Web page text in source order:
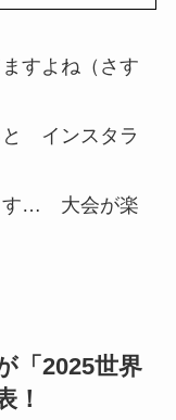
すよね（さす
と インスタラ
す… 大会が楽
「2025世界
！